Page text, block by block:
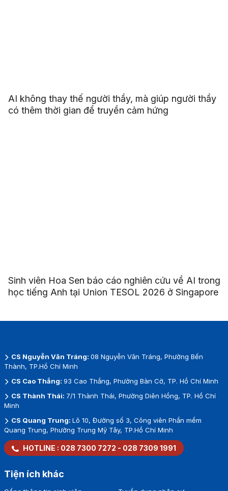
AI không thay thế người thầy, mà giúp người thầy
có thêm thời gian để truyền cảm hứng
Sinh viên Hoa Sen báo cáo nghiên cứu về AI trong
học tiếng Anh tại Union TESOL 2026 ở Singapore
CS Nguyễn Văn Tráng: 08 Nguyễn Văn Tráng, Phường Bến
Thành, TP.Hồ Chí Minh
CS Cao Thắng: 93 Cao Thắng, Phường Bàn Cờ, TP. Hồ Chí Minh
CS Thành Thái: 7/1 Thành Thái, Phường Diên Hồng, TP. Hồ Chí
Minh
CS Quang Trung: Lô 10, Đường số 3, Công viên Phần mềm
Quang Trung, Phường Trung Mỹ Tây, TP.Hồ Chí Minh
HOTLINE : 028 7300 7272 - 028 7309 1991
Tiện ích khác